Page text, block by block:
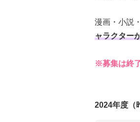
漫画・小説
ャラクター
※募集は終
2024年度（